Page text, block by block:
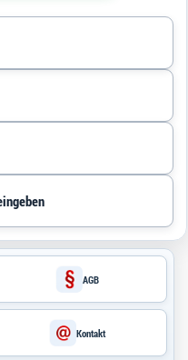
AGB
Kontakt